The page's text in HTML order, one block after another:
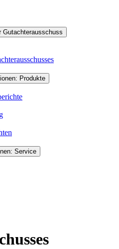
Gutachterausschuss
Produkte
Service